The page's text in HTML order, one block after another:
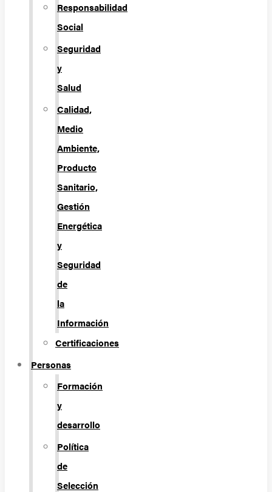
Responsabilidad
Social
Seguridad
y
Salud
Calidad,
Medio
Ambiente,
Producto
Sanitario,
Gestión
Energética
y
Seguridad
de
la
Información
Certificaciones
Personas
Formación
y
desarrollo
Política
de
Selección